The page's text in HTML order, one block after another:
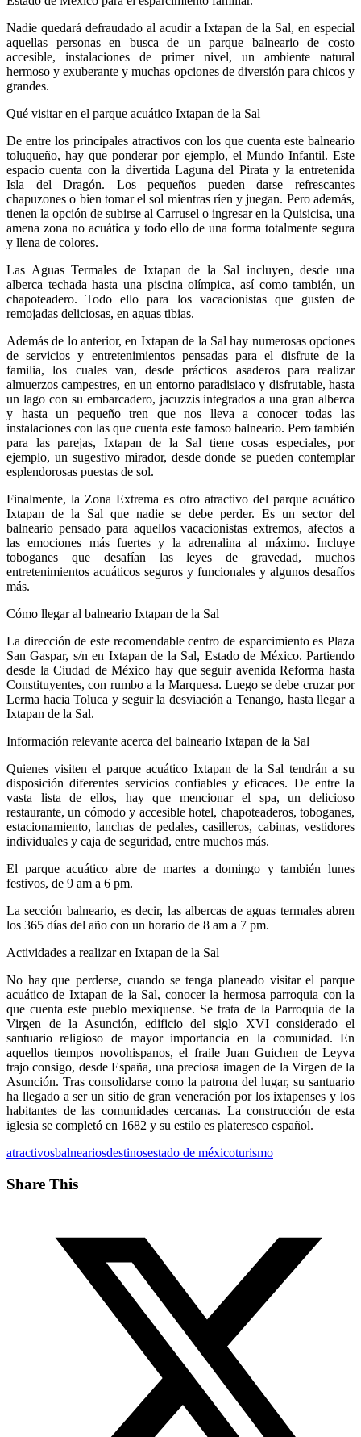
Nadie quedará defraudado al acudir a Ixtapan de la Sal, en especial
aquellas personas en busca de un parque balneario de costo
accesible, instalaciones de primer nivel, un ambiente natural
hermoso y exuberante y muchas opciones de diversión para chicos y
grandes.
Qué visitar en el parque acuático Ixtapan de la Sal
De entre los principales atractivos con los que cuenta este balneario
toluqueño, hay que ponderar por ejemplo, el Mundo Infantil. Este
espacio cuenta con la divertida Laguna del Pirata y la entretenida
Isla del Dragón. Los pequeños pueden darse refrescantes
chapuzones o bien tomar el sol mientras ríen y juegan. Pero además,
tienen la opción de subirse al Carrusel o ingresar en la Quisicisa, una
amena zona no acuática y todo ello de una forma totalmente segura
y llena de colores.
Las Aguas Termales de Ixtapan de la Sal incluyen, desde una
alberca techada hasta una piscina olímpica, así como también, un
chapoteadero. Todo ello para los vacacionistas que gusten de
remojadas deliciosas, en aguas tibias.
Además de lo anterior, en Ixtapan de la Sal hay numerosas opciones
de servicios y entretenimientos pensadas para el disfrute de la
familia, los cuales van, desde prácticos asaderos para realizar
almuerzos campestres, en un entorno paradisiaco y disfrutable, hasta
un lago con su embarcadero, jacuzzis integrados a una gran alberca
y hasta un pequeño tren que nos lleva a conocer todas las
instalaciones con las que cuenta este famoso balneario. Pero también
para las parejas, Ixtapan de la Sal tiene cosas especiales, por
ejemplo, un sugestivo mirador, desde donde se pueden contemplar
esplendorosas puestas de sol.
Finalmente, la Zona Extrema es otro atractivo del parque acuático
Ixtapan de la Sal que nadie se debe perder. Es un sector del
balneario pensado para aquellos vacacionistas extremos, afectos a
las emociones más fuertes y la adrenalina al máximo. Incluye
toboganes que desafían las leyes de gravedad, muchos
entretenimientos acuáticos seguros y funcionales y algunos desafíos
más.
Cómo llegar al balneario Ixtapan de la Sal
La dirección de este recomendable centro de esparcimiento es Plaza
San Gaspar, s/n en Ixtapan de la Sal, Estado de México. Partiendo
desde la Ciudad de México hay que seguir avenida Reforma hasta
Constituyentes, con rumbo a la Marquesa. Luego se debe cruzar por
Lerma hacia Toluca y seguir la desviación a Tenango, hasta llegar a
Ixtapan de la Sal.
Información relevante acerca del balneario Ixtapan de la Sal
Quienes visiten el parque acuático Ixtapan de la Sal tendrán a su
disposición diferentes servicios confiables y eficaces. De entre la
vasta lista de ellos, hay que mencionar el spa, un delicioso
restaurante, un cómodo y accesible hotel, chapoteaderos, toboganes,
estacionamiento, lanchas de pedales, casilleros, cabinas, vestidores
individuales y caja de seguridad, entre muchos más.
El parque acuático abre de martes a domingo y también lunes
festivos, de 9 am a 6 pm.
La sección balneario, es decir, las albercas de aguas termales abren
los 365 días del año con un horario de 8 am a 7 pm.
Actividades a realizar en Ixtapan de la Sal
No hay que perderse, cuando se tenga planeado visitar el parque
acuático de Ixtapan de la Sal, conocer la hermosa parroquia con la
que cuenta este pueblo mexiquense. Se trata de la Parroquia de la
Virgen de la Asunción, edificio del siglo XVI considerado el
santuario religioso de mayor importancia en la comunidad. En
aquellos tiempos novohispanos, el fraile Juan Guichen de Leyva
trajo consigo, desde España, una preciosa imagen de la Virgen de la
Asunción. Tras consolidarse como la patrona del lugar, su santuario
ha llegado a ser un sitio de gran veneración por los ixtapenses y los
habitantes de las comunidades cercanas. La construcción de esta
iglesia se completó en 1682 y su estilo es plateresco español.
atractivosbalneariosdestinosestado de méxicoturismo
Share This